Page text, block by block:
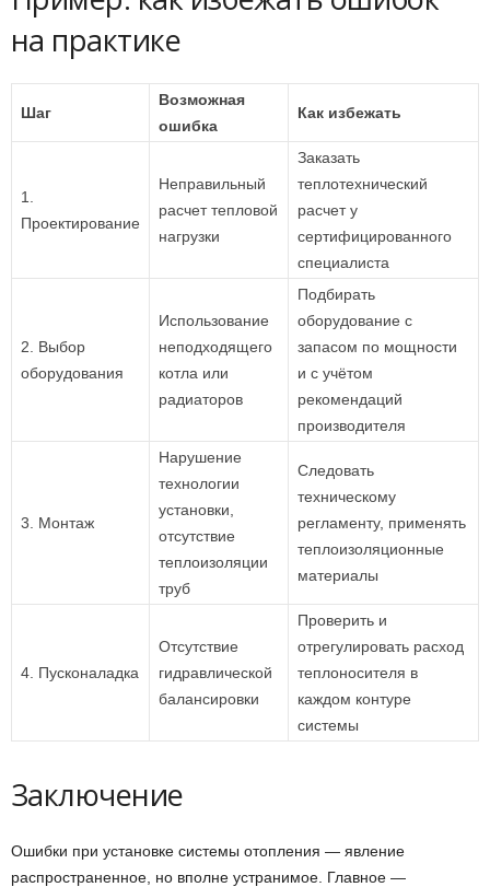
на практике
Шаг
Возможная
ошибка
Как избежать
1.
Проектирование
Неправильный
расчет тепловой
нагрузки
Заказать
теплотехнический
расчет у
сертифицированного
специалиста
2. Выбор
оборудования
Использование
неподходящего
котла или
радиаторов
Подбирать
оборудование с
запасом по мощности
и с учётом
рекомендаций
производителя
3. Монтаж
Нарушение
технологии
установки,
отсутствие
теплоизоляции
труб
Следовать
техническому
регламенту, применять
теплоизоляционные
материалы
4. Пусконаладка
Отсутствие
гидравлической
балансировки
Проверить и
отрегулировать расход
теплоносителя в
каждом контуре
системы
Заключение
Ошибки при установке системы отопления — явление
распространенное, но вполне устранимое. Главное —